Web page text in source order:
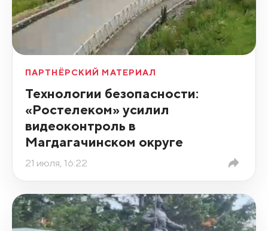
ПАРТНЁРСКИЙ МАТЕРИАЛ
Технологии безопасности:
«Ростелеком» усилил
видеоконтроль в
Магдагачинском округе
21 июля, 16:22